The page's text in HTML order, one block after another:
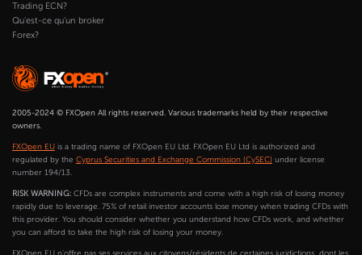
Trading ECN?
Qu'est-ce qu'un broker
Forex?
2005-2024 © FXOpen All rights reserved. Various trademarks held by their respective
owners.
FXOpen EU is a trading name of FXOpen EU Ltd. FXOpen EU Ltd is authorized and
regulated by the Cyprus Securities and Exchange Commission (CySEC) under license
number 194/13.
RISK WARNING: CFDs are complex instruments and come with a high risk of losing money
rapidly due to leverage. 75% of retail investor accounts lose money when trading CFDs with
this provider. You should consider whether you understand how CFDs work, and whether
you can afford to take the high risk of losing your money.